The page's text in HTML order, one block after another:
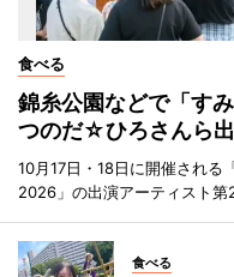
食べる
錦糸公園などで「す
つのだ☆ひろさんら
10月17日・18日に開催される
2026」の出演アーティスト第
食べる